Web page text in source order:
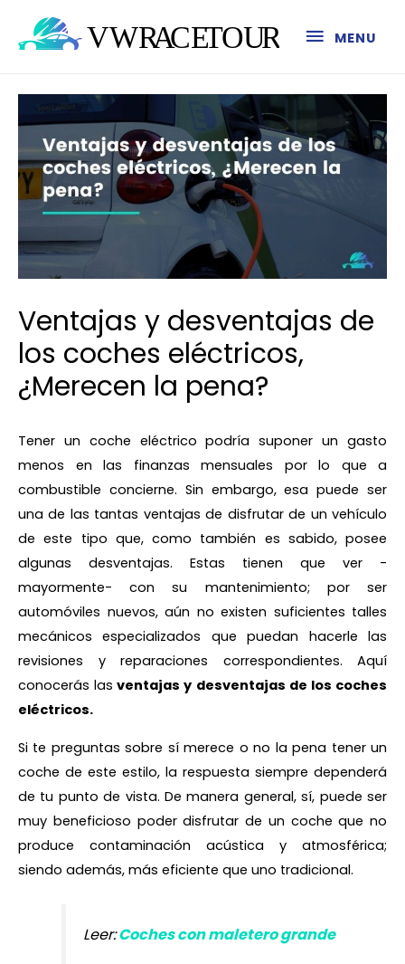
MENU
Ventajas y desventajas de
los coches eléctricos,
¿Merecen la pena?
Tener un coche eléctrico podría suponer un gasto
menos en las finanzas mensuales por lo que a
combustible concierne. Sin embargo, esa puede ser
una de las tantas ventajas de disfrutar de un vehículo
de este tipo que, como también es sabido, posee
algunas desventajas. Estas tienen que ver -
mayormente- con su mantenimiento; por ser
automóviles nuevos, aún no existen suficientes talles
mecánicos especializados que puedan hacerle las
revisiones y reparaciones correspondientes. Aquí
conocerás las ventajas y desventajas de los coches
eléctricos.
Si te preguntas sobre sí merece o no la pena tener un
coche de este estilo, la respuesta siempre dependerá
de tu punto de vista. De manera general, sí, puede ser
muy beneficioso poder disfrutar de un coche que no
produce contaminación acústica y atmosférica;
siendo además, más eficiente que uno tradicional.
Leer:Coches con maletero grande